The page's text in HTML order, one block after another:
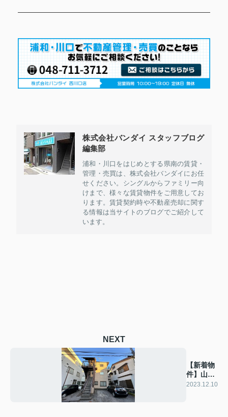
株式会社バンダイ スタッフブログ
編集部
浦和・川口をはじめとする県南の賃貸・
管理・売買は、株式会社バンダイにお任
せください。シングルからファミリー向
けまで、様々な賃貸物件をご用意してお
ります。賃貸契約時や不動産売却に関す
る情報は当サイトのブログでご紹介して
います。
NEXT
【新着物
件】山本
ハイツ
2023.12.10